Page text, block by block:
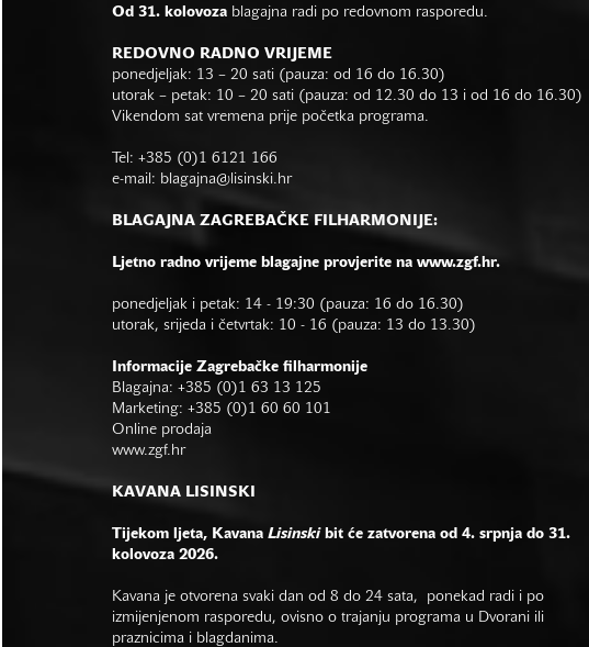
Od 31. kolovoza blagajna radi po redovnom rasporedu.
REDOVNO RADNO VRIJEME
ponedjeljak: 13 – 20 sati (pauza: od 16 do 16.30)
utorak – petak: 10 – 20 sati (pauza: od 12.30 do 13 i od 16 do 16.30)
Vikendom sat vremena prije početka programa.
Tel: +385 (0)1 6121 166
e-mail: blagajna@lisinski.hr
BLAGAJNA ZAGREBAČKE FILHARMONIJE:
Ljetno radno vrijeme blagajne provjerite na www.zgf.hr.
ponedjeljak i petak: 14 - 19:30 (pauza: 16 do 16.30)
utorak, srijeda i četvrtak: 10 - 16 (pauza: 13 do 13.30)
Informacije Zagrebačke filharmonije
Blagajna: +385 (0)1 63 13 125
Marketing: +385 (0)1 60 60 101
Online prodaja
www.zgf.hr
KAVANA LISINSKI
Tijekom ljeta, Kavana Lisinskibit će zatvorena od 4. srpnja do 31.
kolovoza 2026.
Kavana je otvorena svaki dan od 8 do 24 sata, ponekad radi i po
izmijenjenom rasporedu, ovisno o trajanju programa u Dvorani ili
praznicima i blagdanima.